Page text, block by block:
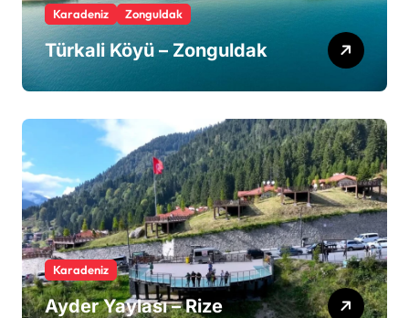
Karadeniz Zonguldak
Türkali Köyü – Zonguldak
Karadeniz
Ayder Yaylası – Rize